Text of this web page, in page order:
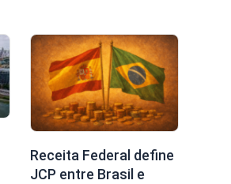
Receita Federal define
JCP entre Brasil e